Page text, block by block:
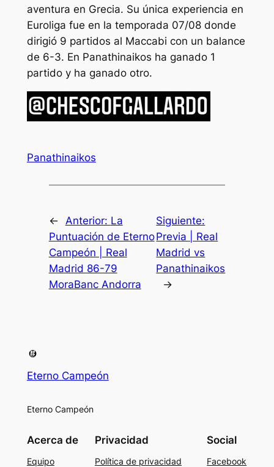
aventura en Grecia. Su única experiencia en
Euroliga fue en la temporada 07/08 donde
dirigió 9 partidos al Maccabi con un balance
de 6-3. En Panathinaikos ha ganado 1
partido y ha ganado otro.
Panathinaikos
← Anterior: La
Puntuación de Eterno
Campeón | Real
Madrid 86-79
MoraBanc Andorra
Siguiente:
Previa | Real
Madrid vs
Panathinaikos
→
Eterno Campeón
Eterno Campeón
Acerca de
Equipo
Privacidad
Política de privacidad
Social
Facebook